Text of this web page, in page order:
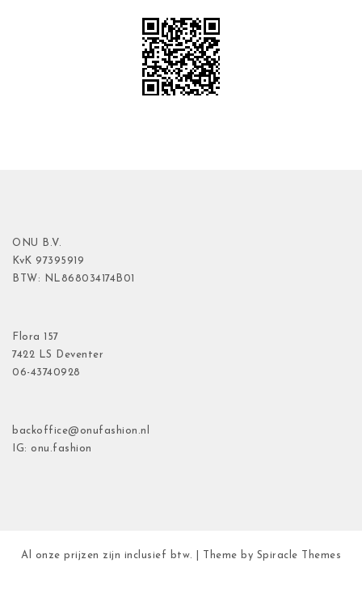
ONU B.V.
KvK 97395919
BTW: NL868034174B01
Flora 157
7422 LS Deventer
06-43740928
backoffice@onufashion.nl
IG: onu.fashion
Al onze prijzen zijn inclusief btw. | Theme by Spiracle Themes